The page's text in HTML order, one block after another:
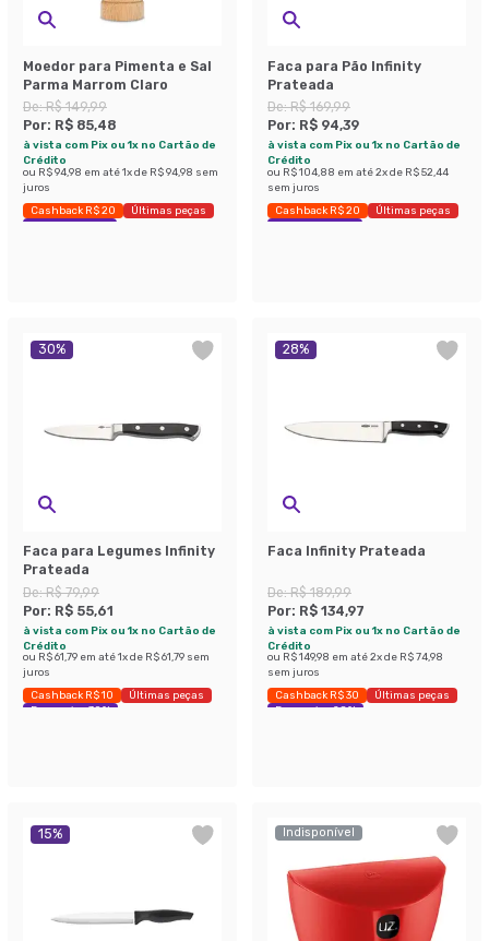
Moedor para Pimenta e Sal
Parma Marrom Claro
De:R$ 149,99
Por: R$ 85,48
à vista com Pix ou 1x no Cartão de
Crédito
ou R$ 94,98 em até1x de R$ 94,98 sem
juros
Cashback R$ 20
Últimas peças
Economize 43%
Faca para Pão Infinity
Prateada
De:R$ 169,99
Por: R$ 94,39
à vista com Pix ou 1x no Cartão de
Crédito
ou R$ 104,88 em até2x de R$ 52,44
sem juros
Cashback R$ 20
Últimas peças
Economize 44%
30%
Faca para Legumes Infinity
Prateada
De:R$ 79,99
Por: R$ 55,61
à vista com Pix ou 1x no Cartão de
Crédito
ou R$ 61,79 em até1x de R$ 61,79 sem
juros
Cashback R$ 10
Últimas peças
Economize 30%
28%
Faca Infinity Prateada
De:R$ 189,99
Por: R$ 134,97
à vista com Pix ou 1x no Cartão de
Crédito
ou R$ 149,98 em até2x de R$ 74,98
sem juros
Cashback R$ 30
Últimas peças
Economize 28%
15% Indisponível